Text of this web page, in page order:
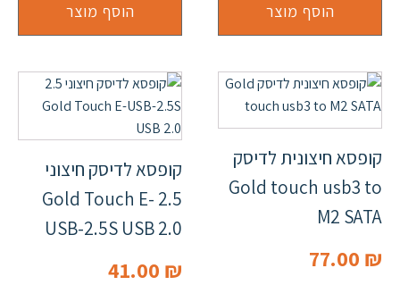
הוסף מוצר הוסף מוצר
קופסא חיצונית לדיסק
Gold touch usb3 to
M2 SATA
77.00 ₪
קופסא לדיסק חיצוני
2.5 Gold Touch E-
USB-2.5S USB 2.0
41.00 ₪